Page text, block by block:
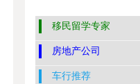
移民留学专家
房地产公司
车行推荐